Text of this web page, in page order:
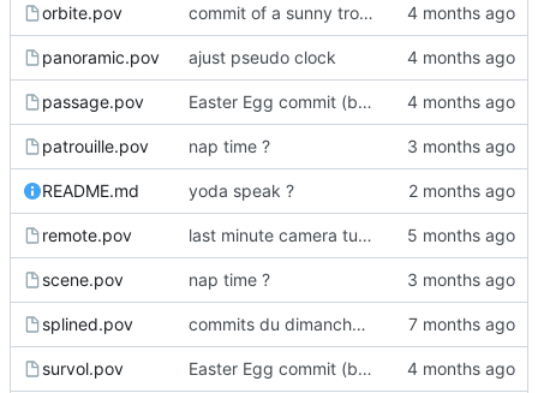
orbite.pov commit of a sunny trolldi
panoramic.pov ajust pseudo clock
passage.pov Easter Egg commit (big!)
patrouille.pov nap time ?
README.md yoda speak ?
remote.pov last minute camera tuning
scene.pov nap time ?
splined.pov commits du dimanche soir, espoir
survol.pov Easter Egg commit (big!)